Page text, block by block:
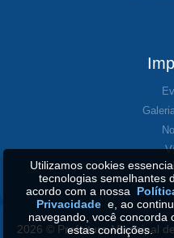
2026 © Prefeitura Municipal
Utilizamos cookies
tecnologias semelhantes
acordo com a nossa
Privacidadee, ao
navegando, você concorda
estas condições.